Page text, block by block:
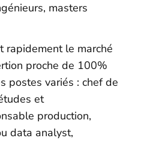
masters
rapidement le marché
proche de 100%
postes variés : chef de
et
production,
data analyst,